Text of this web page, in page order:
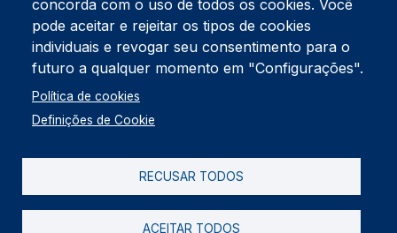
Estúdios
Rua Prior Guerra
Edifício do Centro Cultural da Gafanha da Nazaré
3830-556 Gafanha da Nazaré
Rodapé
Cookies
Política de Privacidade
concorda com o uso de todos os cookies. Você
pode aceitar e rejeitar os tipos de cookies
individuais e revogar seu consentimento para o
futuro a qualquer momento em "Configurações".
Política de cookies
Definições de Cookie
RECUSAR TODOS
ACEITAR TODOS